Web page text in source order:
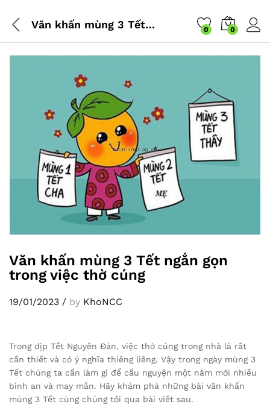
Văn khấn mùng 3 Tết ngắn gọn trong việc thờ cúng 0 0
Văn khấn mùng 3 Tết ngắn gọn
trong việc thờ cúng
19/01/2023 / by KhoNCC
Trong dịp Tết Nguyên Đán, việc thờ cúng trong nhà là rất
cần thiết và có ý nghĩa thiêng liêng. Vậy trong ngày mùng 3
Tết chúng ta cần làm gì để cầu nguyện một năm mới nhiều
bình an và may mắn. Hãy khám phá những bài văn khấn
mùng 3 Tết cùng chúng tôi qua bài viết sau.